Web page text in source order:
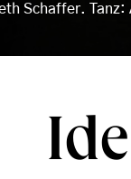
Schaffer.